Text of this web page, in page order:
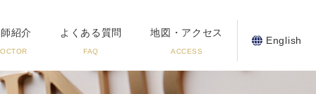
紹介 よくある質問
FAQ
地図・アクセス
ACCESS
English